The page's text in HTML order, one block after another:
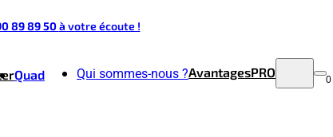
89 89 50à votre écoute !
Quad Qui sommes-nous ?AvantagesPRO 0